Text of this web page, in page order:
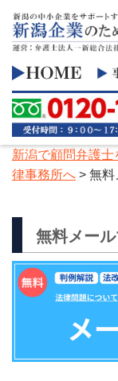
新潟で顧問弁護
律事務所へ > 無料
無料メー